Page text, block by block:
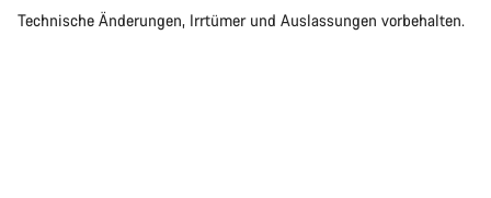
Technische Änderungen, Irrtümer und Auslassungen vorbehalten.